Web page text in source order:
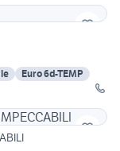
Euro 6d-TEMP